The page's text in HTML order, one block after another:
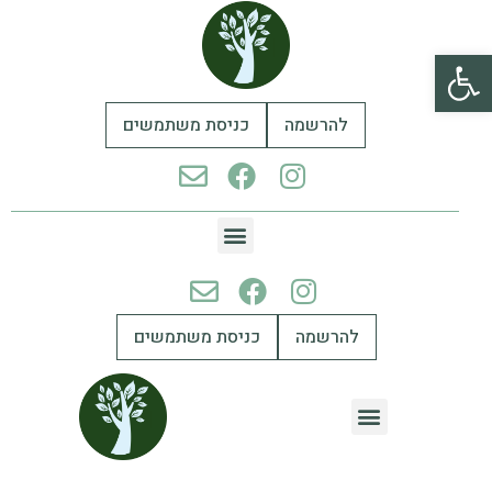
פתח סרגל נגישות
להרשמה כניסת משתמשים
להרשמה כניסת משתמשים